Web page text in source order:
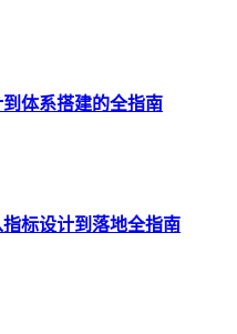
体系搭建的全指南
标设计到落地全指南